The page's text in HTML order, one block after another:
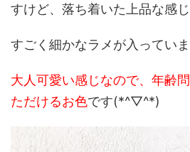
すけど、落ち着いた上品な感じ
すごく細かなラメが入っていま
大人可愛い感じなので、年齢
ただけるお色です(*^▽^*)